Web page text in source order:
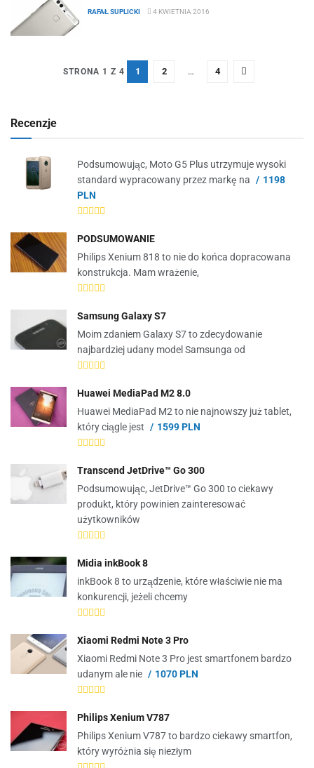
RAFAŁ SUPLICKI 4 KWIETNIA 2016
STRONA 1 Z 4 1 2 … 4
Recenzje
Podsumowując, Moto G5 Plus utrzymuje wysoki
standard wypracowany przez markę na
1198
PLN
PODSUMOWANIE
Philips Xenium 818 to nie do końca dopracowana
konstrukcja. Mam wrażenie,
Samsung Galaxy S7
Moim zdaniem Galaxy S7 to zdecydowanie
najbardziej udany model Samsunga od
Huawei MediaPad M2 8.0
Huawei MediaPad M2 to nie najnowszy już tablet,
który ciągle jest
1599 PLN
Transcend JetDrive™ Go 300
Podsumowując, JetDrive™ Go 300 to ciekawy
produkt, który powinien zainteresować
użytkowników
Midia inkBook 8
inkBook 8 to urządzenie, które właściwie nie ma
konkurencji, jeżeli chcemy
Xiaomi Redmi Note 3 Pro
Xiaomi Redmi Note 3 Pro jest smartfonem bardzo
udanym ale nie
1070 PLN
Philips Xenium V787
Philips Xenium V787 to bardzo ciekawy smartfon,
który wyróżnia się niezłym